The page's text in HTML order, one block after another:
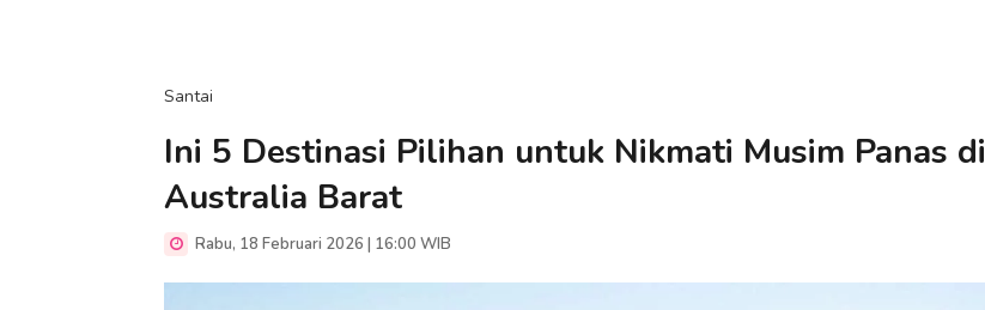
Santai
Ini 5 Destinasi Pilihan untuk Nikmati Musim Panas di
Australia Barat
Rabu, 18 Februari 2026 | 16:00 WIB